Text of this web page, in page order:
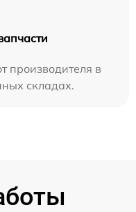
производителя в
складах.